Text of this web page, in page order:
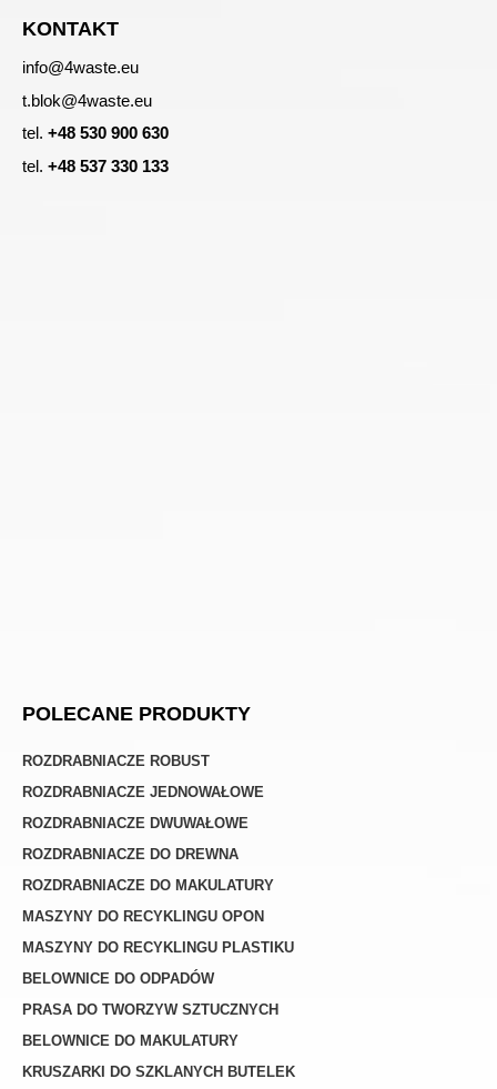
KONTAKT
info@4waste.eu
t.blok@4waste.eu
tel. +48 530 900 630
tel. +48 537 330 133
POLECANE PRODUKTY
ROZDRABNIACZE ROBUST
ROZDRABNIACZE JEDNOWAŁOWE
ROZDRABNIACZE DWUWAŁOWE
ROZDRABNIACZE DO DREWNA
ROZDRABNIACZE DO MAKULATURY
MASZYNY DO RECYKLINGU OPON
MASZYNY DO RECYKLINGU PLASTIKU
BELOWNICE DO ODPADÓW
PRASA DO TWORZYW SZTUCZNYCH
BELOWNICE DO MAKULATURY
KRUSZARKI DO SZKLANYCH BUTELEK